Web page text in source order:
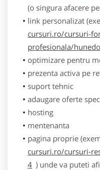
(o singura afacere
link personalizat
cursuri.ro/cursuri-
profesionala/
optimizare pentru
prezenta activa pe
suport tehnic
adaugare oferte
hosting
mentenanta
pagina proprie
cursuri.ro/cursuri-
4 ) unde va puteti